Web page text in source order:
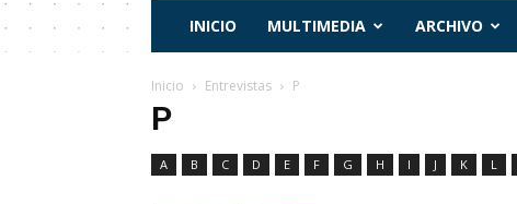
INICIO MULTIMEDIA ARCHIVO
Inicio Entrevistas P
P
A B C D E F G H I J K L